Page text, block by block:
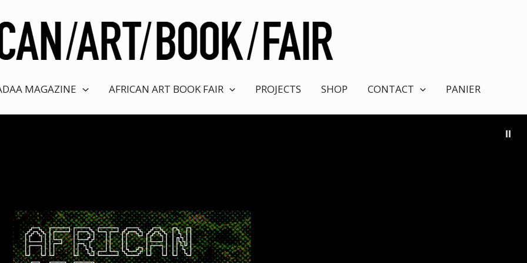
MAGAZINE AFRICAN ART BOOK FAIR PROJECTS SHOP CONTACT PANIER